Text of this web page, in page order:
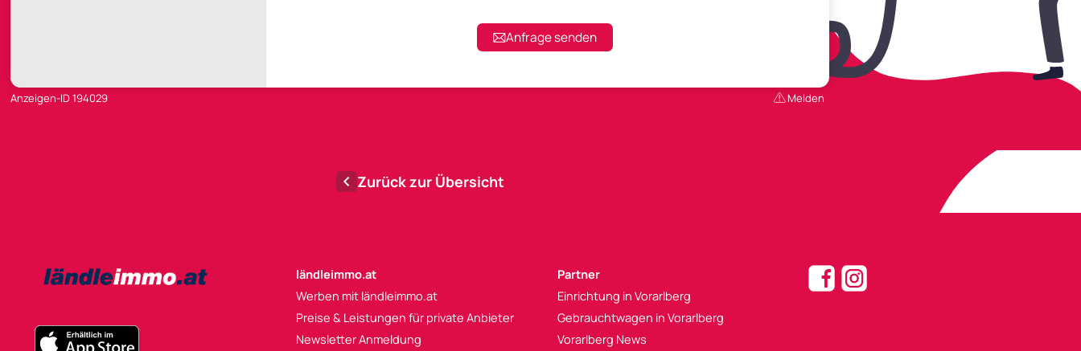
Anfrage senden
Anzeigen-ID 194029 Melden
Zurück zur Übersicht
ländleimmo.at
Werben mit ländleimmo.at
Preise & Leistungen für private Anbieter
Newsletter Anmeldung
Partner
Einrichtung in Vorarlberg
Gebrauchtwagen in Vorarlberg
Vorarlberg News